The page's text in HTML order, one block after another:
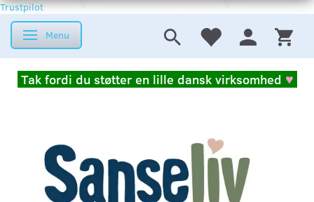
Trustpilot
Skifte navigation
Menu
Tak fordi du støtter en lille dansk virksomhed ♥